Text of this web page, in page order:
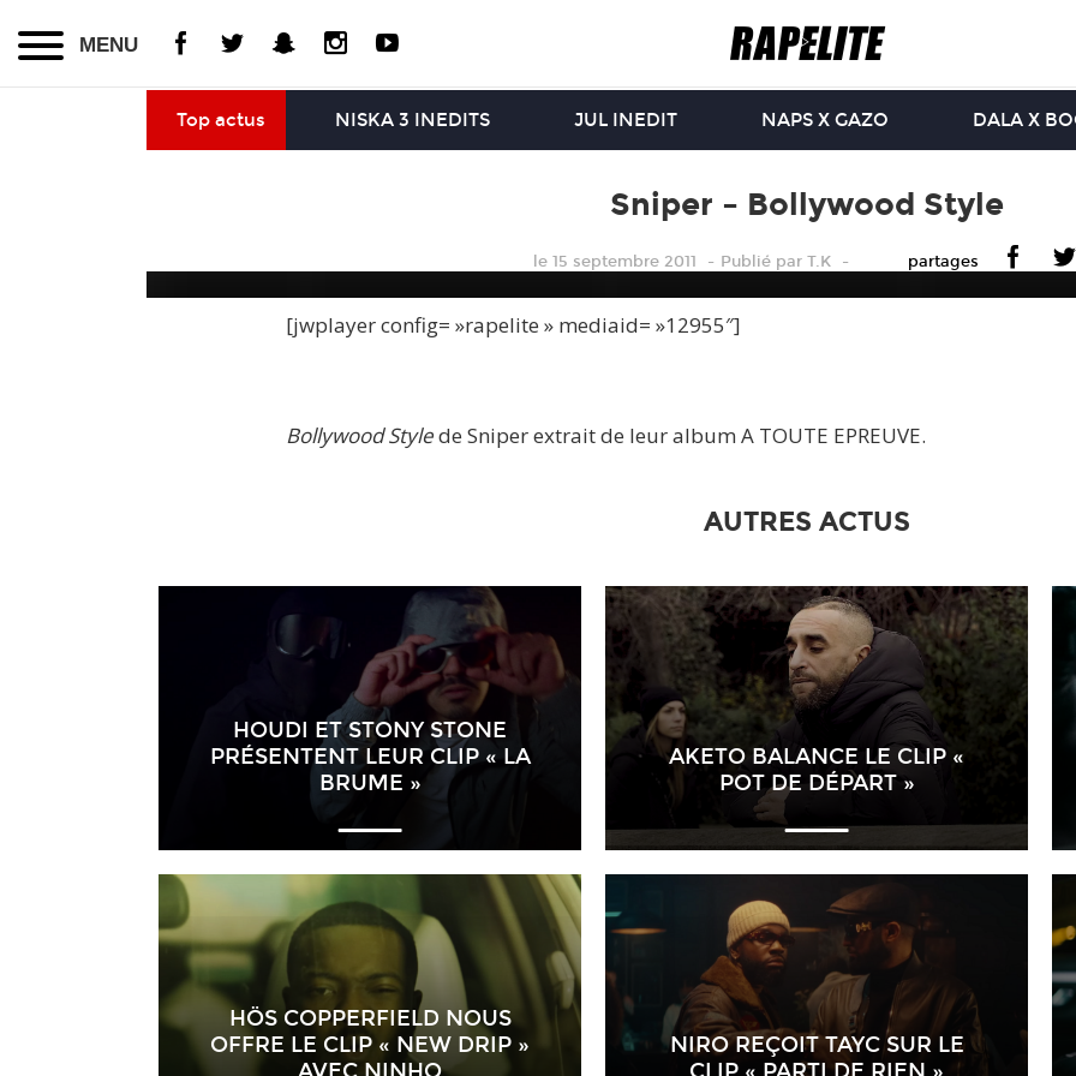
MENU
Top actus NISKA 3 INEDITS JUL INEDIT NAPS X GAZO DALA X
Sniper – Bollywood Style
le 15 septembre 2011 Publiépar T.K partages
[jwplayer config= »rapelite » mediaid= »12955″]
Bollywood Stylede Sniper extrait de leur album A TOUTE EPREUVE.
AUTRES ACTUS
HOUDI ET STONY STONE
PRÉSENTENT LEUR CLIP « LA
BRUME »
AKETO BALANCE LE CLIP «
POT DE DÉPART »
HÖS COPPERFIELD NOUS
OFFRE LE CLIP « NEW DRIP »
NIRO REÇOIT TAYC SUR LE